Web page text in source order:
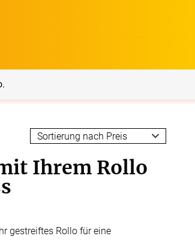
Service
Produktberatung
Ihrem Rollo
gestreiftes Rollo für eine